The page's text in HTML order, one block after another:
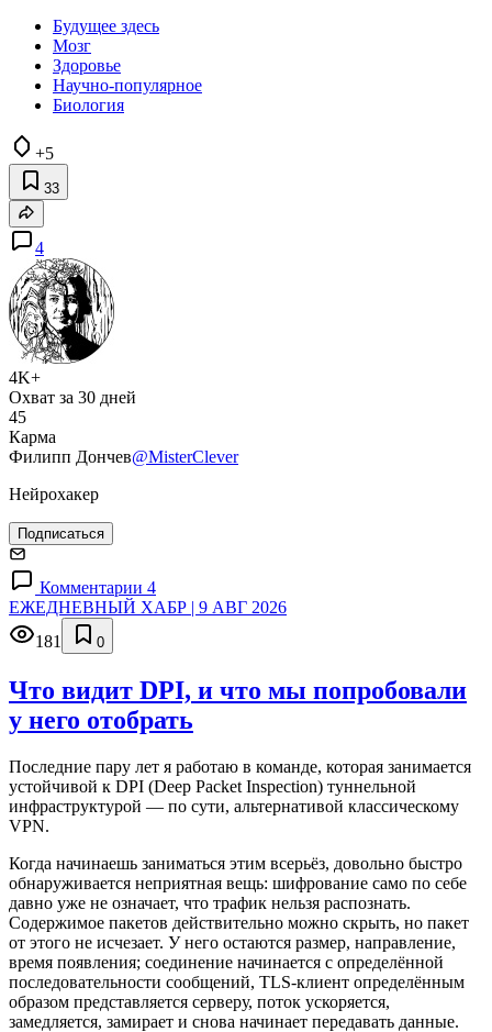
Будущее здесь
Мозг
Здоровье
Научно-популярное
Биология
+5
33
4
4K+
Охват за 30 дней
45
Карма
Филипп Дончев@MisterClever
Нейрохакер
Подписаться
Комментарии 4
ЕЖЕДНЕВНЫЙ ХАБР | 9 АВГ 2026
181
0
Что видит DPI, и что мы попробовали
у него отобрать
Последние пару лет я работаю в команде, которая занимается
устойчивой к DPI (Deep Packet Inspection) туннельной
инфраструктурой — по сути, альтернативой классическому
VPN.
Когда начинаешь заниматься этим всерьёз, довольно быстро
обнаруживается неприятная вещь: шифрование само по себе
давно уже не означает, что трафик нельзя распознать.
Содержимое пакетов действительно можно скрыть, но пакет
от этого не исчезает. У него остаются размер, направление,
время появления; соединение начинается с определённой
последовательности сообщений, TLS-клиент определённым
образом представляется серверу, поток ускоряется,
замедляется, замирает и снова начинает передавать данные.